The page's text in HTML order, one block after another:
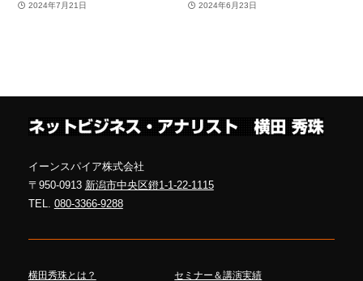
2024年7月21日 2024年6月23日
イーンスパイア株式会社
〒950-0913 新潟市中央区鐙1-1-22-1115
TEL. 080-3366-9288
横田秀珠とは？
セミナー＆講演実績